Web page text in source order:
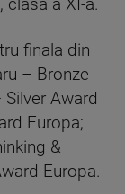
clasa a XI-a.
finala din
– Bronze -
Award
Europa;
&
Europa.